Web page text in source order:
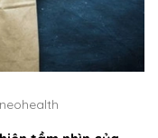
neohealth